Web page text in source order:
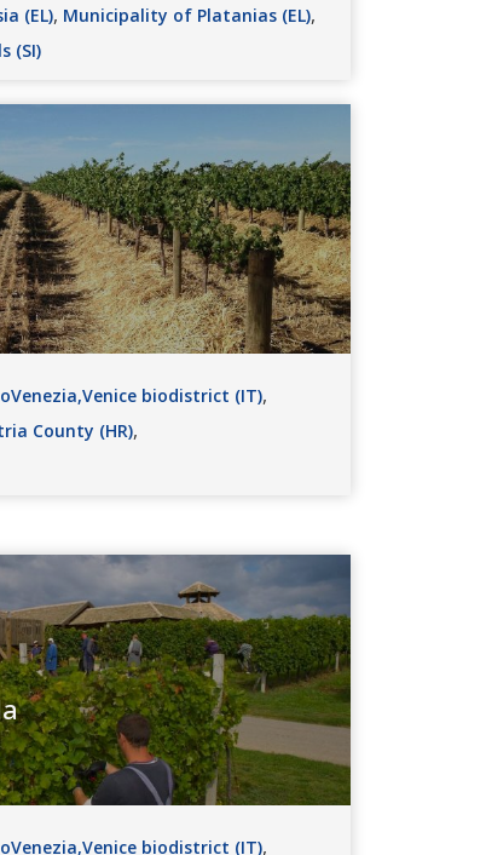
(EL), Municipality of Platanias (EL),
(SI)
biodistrict (IT),
County (HR),
biodistrict (IT),